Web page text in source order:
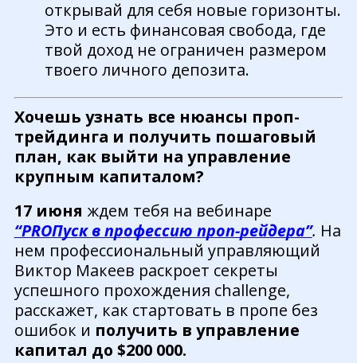
открывай для себя новые горизонты.
Это и есть финансовая свобода, где
твой доход не ограничен размером
твоего личного депозита.
Хочешь узнать все нюансы проп-
трейдинга и получить пошаговый
план, как выйти на управление
крупным капиталом?
17 июня ждем тебя на вебинаре
“PROПуск в профессию проп-рейдера”. На
нем профессиональный управляющий
Виктор Макеев раскроет секреты
успешного прохождения challenge,
расскажет, как стартовать в пропе без
ошибок и получить в управление
капитал до $200 000.